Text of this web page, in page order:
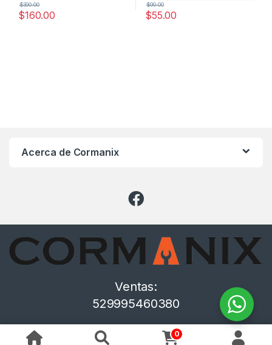
$160.00
$300.00
$55.00
$90.00
Acerca de Cormanix
Ventas:
529995460380
0